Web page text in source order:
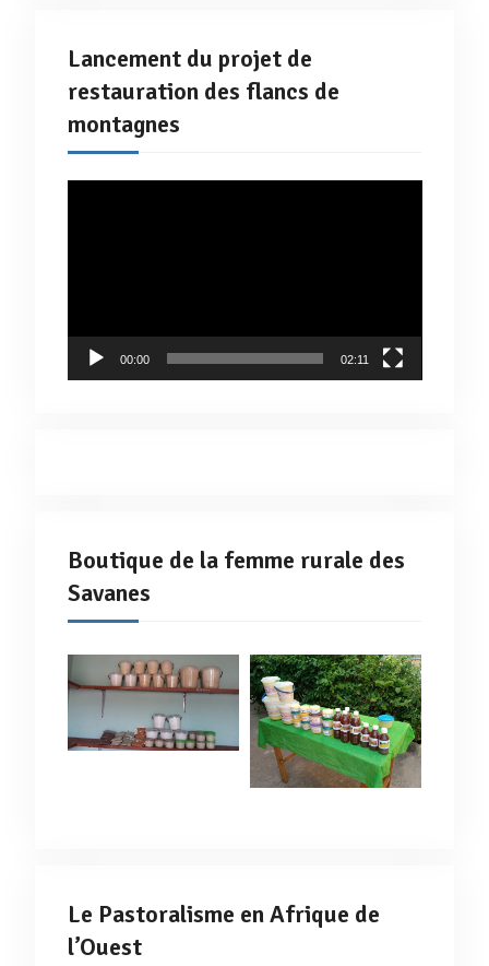
Lancement du projet de
restauration des flancs de
montagnes
00:00 02:11
Boutique de la femme rurale des
Savanes
Le Pastoralisme en Afrique de
l’Ouest